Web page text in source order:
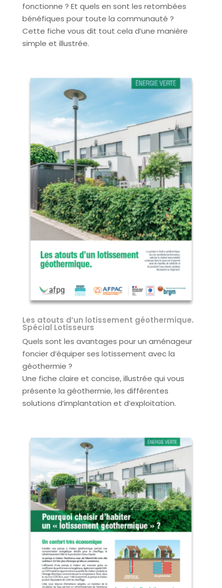
fonctionne ? Et quels en sont les retombées
bénéfiques pour toute la communauté ?
Cette fiche vous dit tout cela d’une manière
simple et illustrée.
Les atouts d’un lotissement géothermique.
Spécial Lotisseurs
Quels sont les avantages pour un aménageur
foncier d’équiper ses lotissement avec la
géothermie ?
Une fiche claire et concise, illustrée qui vous
présente la géothermie, les différentes
solutions d’implantation et d’exploitation.